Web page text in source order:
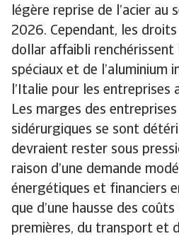
légère reprise de l’acier au
2026. Cependant, les
dollar affaibli renchérissent
spéciaux et de l’aluminium
l’Italie pour les entreprises
Les marges des
sidérurgiques se sont
devraient rester sous
raison d’une demande
énergétiques et financiers
que d’une hausse des
premières, du transport et